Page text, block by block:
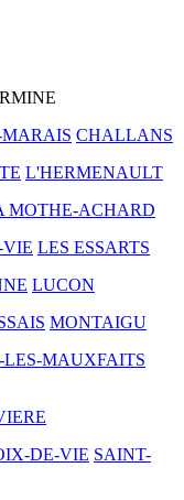
CHALLANS
L'HERMENAULT
MOTHE-ACHARD
VIE LES ESSARTS
LUCON
MONTAIGU
LES-MAUXFAITS
DE-VIE SAINT-